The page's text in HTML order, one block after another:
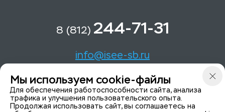
8 (812) 244-71-31
info@isee-sb.ru
Светлановский пр-кт, д. 70, корп. 1
Мы в Telegam
Мы используем cookie-файлы
Для обеспечения работоспособности сайта, анализа
трафика и улучшения пользовательского опыта.
Продолжая использовать сайт, вы соглашаетесь на